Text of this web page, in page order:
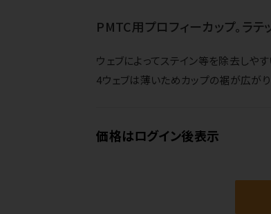
PMTC用プロフィーカップ。ラテ
ウェブによってステイン等を除去しやす
4ウェブは薄いためカップの裾が広がり
価格はログイン後表示